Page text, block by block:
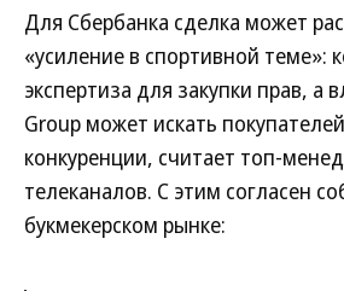
Для Сбербанка сделка может
«усиление в спортивной теме»:
экспертиза для закупки прав, а
Group может искать
конкуренции, считает топ-
телеканалов. С этим согласен
букмекерском рынке: